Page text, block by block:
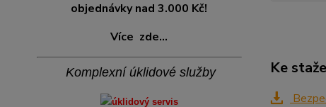
objednávky nad 3.000 Kč!
Více zde...
Komplexní úklidové služby Ke